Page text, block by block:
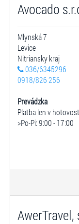
Avocado
Mlynská 7
Levice
Nitriansky kraj
036/6345296
0918/826 256
Prevádzka
Platba len v
>Po-Pi: 9:00 - 17:00
AwerTravel,